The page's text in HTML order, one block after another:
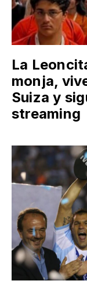
La
monja,
Suiza y
streaming